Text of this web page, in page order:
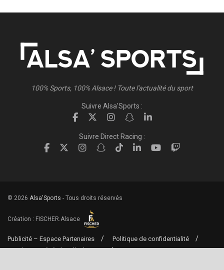
100% Sports, 100% Alsace ! Toute l'actualité du sport
Suivre Alsa'Sports :
Suivre Direct Racing :
© 2026 Alsa'Sports - Tous droits réservés
Création : FISCHER.Alsace
Publicité – Espace Partenaires
Politique de confidentialité
Conditions générales d’utilisation